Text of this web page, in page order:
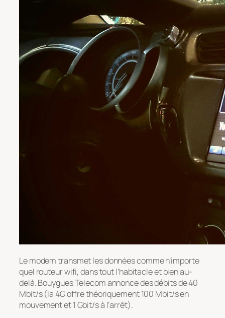
Le modem transmet les données comme n’importe
quel routeur wifi, dans tout l’habitacle et bien au-
delà. Bouygues Telecom annonce des débits de 40
Mbit/s (la 4G offre théoriquement 100 Mbit/s en
mouvement et 1 Gbit/s à l’arrêt).